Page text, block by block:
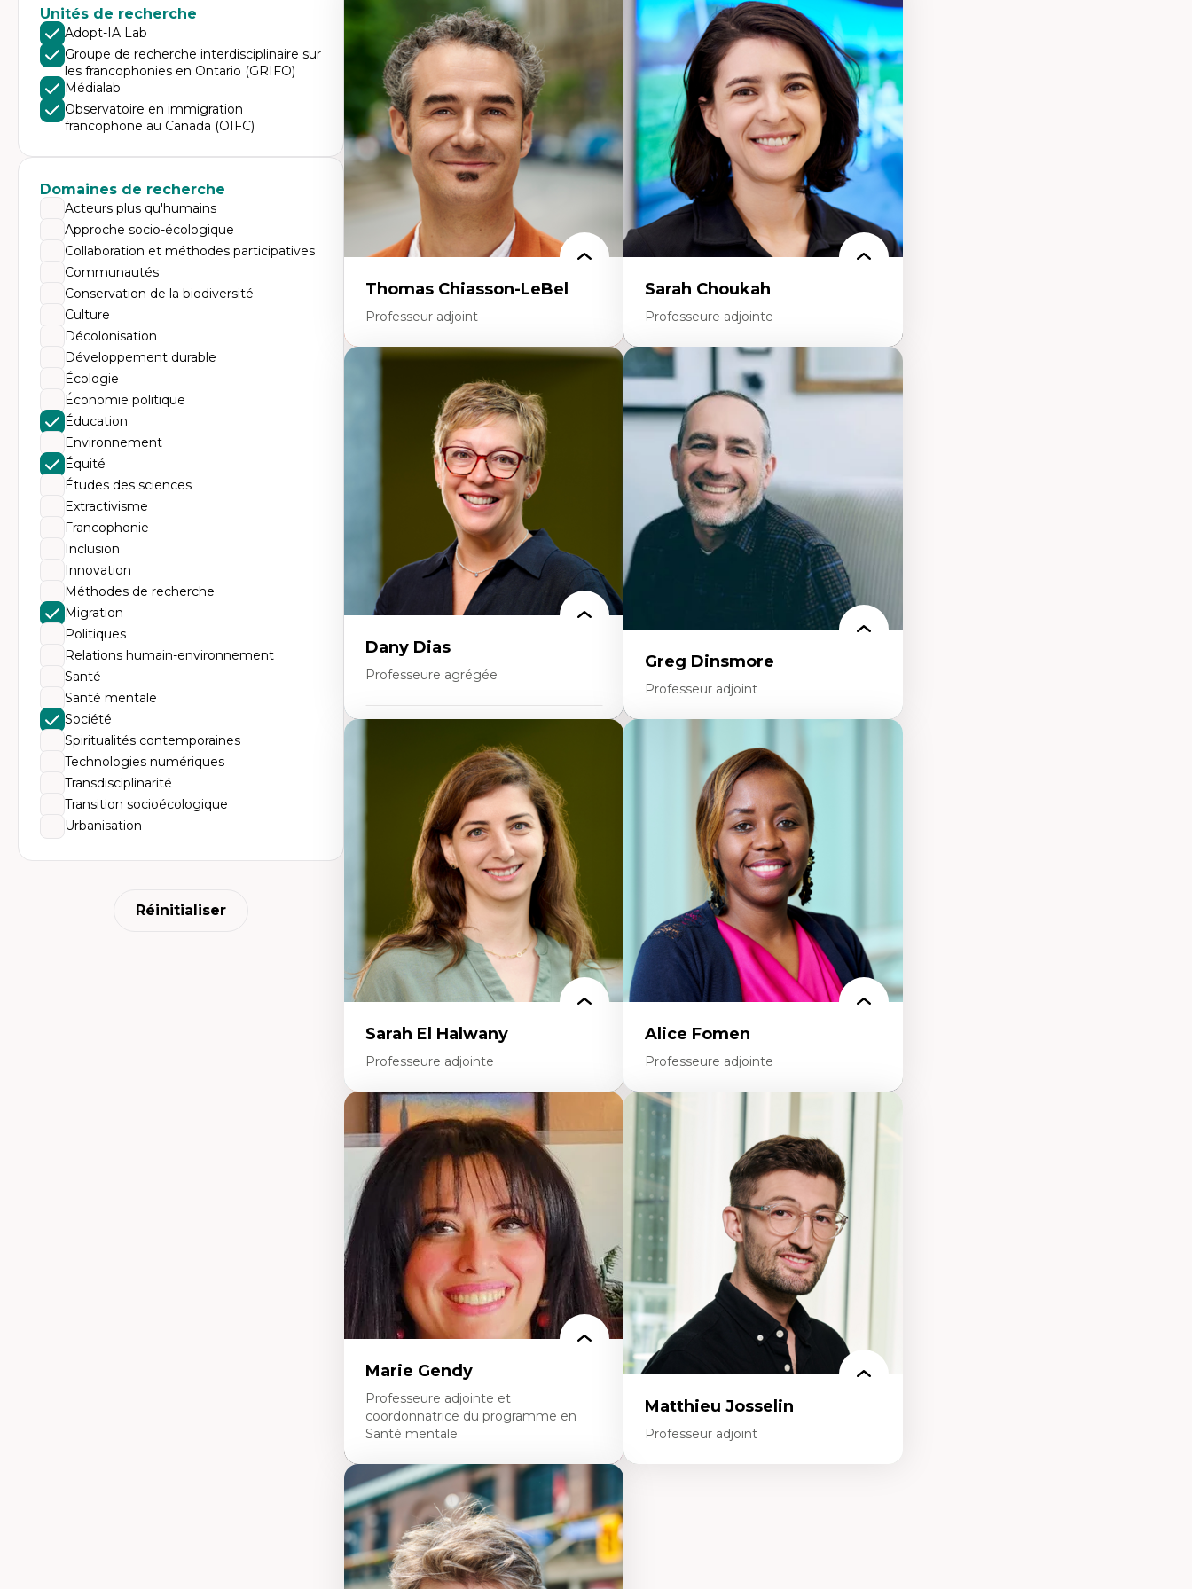
Unités de recherche
Adopt-IA Lab
Groupe de recherche interdisciplinaire sur
les francophonies en Ontario (GRIFO)
Médialab
Observatoire en immigration
francophone au Canada (OIFC)
Domaines de recherche
Acteurs plus qu'humains
Approche socio-écologique
Collaboration et méthodes participatives
Communautés
Conservation de la biodiversité
Culture
Décolonisation
Développement durable
Écologie
Économie politique
Éducation
Environnement
Équité
Études des sciences
Extractivisme
Francophonie
Inclusion
Innovation
Méthodes de recherche
Migration
Politiques
Relations humain-environnement
Santé
Santé mentale
Société
Spiritualités contemporaines
Technologies numériques
Transdisciplinarité
Transition socioécologique
Urbanisation
Réinitialiser
Discours sur la ville et représentations
Mosquées, formes et usages au Canada
Reconnaissance et représentations des
communautés immigrantes dans l'espace
urbain
Design architectural et urbain
Patrimoine et patrimonialisation
Études postcoloniales et décolonisation des
savoirs
Expertises
Économie circulaire
Modèles d’affaires durables
Histoire des faits économiques
Gestion durable des ressources naturelles
Écologie industrielle
Aménagement durable du territoire
Développement régional
Coopératives
Télétravail en milieu rural francophone
Transition socio-écologique
Thomas Chiasson-LeBel
Professeur adjoint
Théories du développement
Économie politique comparée
Élites économiques
Sociologie économique
Extractivisme
Classes sociales
Mouvements sociaux
Théories de l’État
Sarah Choukah
Professeure adjointe
Expertises
Démocratisation des nouvelles
technologies et biotechnologies
Données ouvertes
Bioart, programmation et électronique
créatives
Histoire sociale et culturelle des
technologies numériques
Résistances et droits numériques
Internet des objets
Métavers
Problématiques relatives à l’intelligence
artificielle, l’apprentissage machine et les
Féminismes et nouvelles technologies
Dany Dias
Professeure agrégée
Pédagogies critiques et justice sociale
Éthique relationnelle et sollicitude en
Décolonisation et autochtonisation de la
formation à l’enseignement
Littératie et didactique du français
Éducation inclusive
Formation à l’enseignement en contexte
francophone minoritaire
Identité linguistique et culturelle
Recherche-action et approches
participatives
Leadership éducatif et pratiques réflexives
Éducation durable et bien-être en
enseignement
Greg Dinsmore
Professeur adjoint
Fragmentation des auditoires médiatiques
Analyse multi-plateforme des auditoires
médiatiques
Analyse des comportements numériques à
travers les données massives et l’IA
Recherche quantitative et qualitative sur
les auditoires médiatiques
Épistémologie des techniques de recherche
numérique et l’IA
Théorie des droits de la personne
La pensée politique d’Hannah Arendt
La pensée politique à l’ère numérique
Justice internationale et normes
internationales
Sarah El Halwany
Professeure adjointe
Expertises
Les apports pédagogiques des théories de
l'affect, du posthumanisme, du féminisme
dans l'éducation aux sciences
L'apprentissage des sciences/STIM dans une
perspective socioécologique de care
L’insertion professionnelle des
enseignant.e.s
Alice Fomen
Professeure adjointe
Expertises
Acceptabilité, acceptation et adoption des
technologies
Technologies d'apprentissage innovantes
Insertion professionnelle du nouveau
personnel enseignant
Construction identitaire en milieu
minoritaire francophone
Technologies éducatives pour la formation
Marie Gendy
Professeure adjointe et
coordonnatrice du programme en
Santé mentale
Expertises
Neuropsychiatrie et neurosciences
Direction d'essais cliniques
Analyse des politiques et pratiques en santé
mentale
Développement de protocoles d'essais
Matthieu Josselin
Professeur adjoint